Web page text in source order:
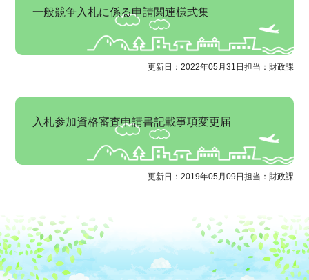
一般競争入札に係る申請関連様式集
更新日：2022年05月31日 担当：財政課
入札参加資格審査申請書記載事項変更届
更新日：2019年05月09日 担当：財政課